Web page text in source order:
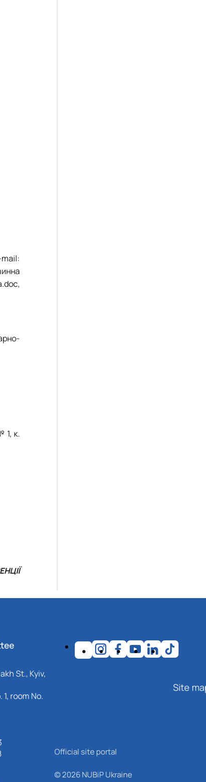
mail:
1, к.
St., Kyiv,
room No.
Site
Official site portal
© 2026 NUBiP Ukraine